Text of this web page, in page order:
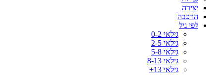
יצירה
הרכבה
לפי גיל
גילאי 0-2
גילאי 2-5
גילאי 5-8
גילאי 8-13
גילאי 13+